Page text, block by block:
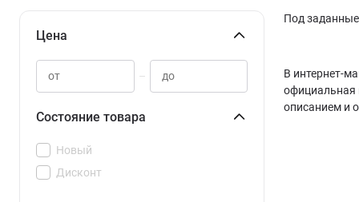
Цена
–
Состояние товара
Новый
Дисконт
Под
В интернет-
официальная
описанием и